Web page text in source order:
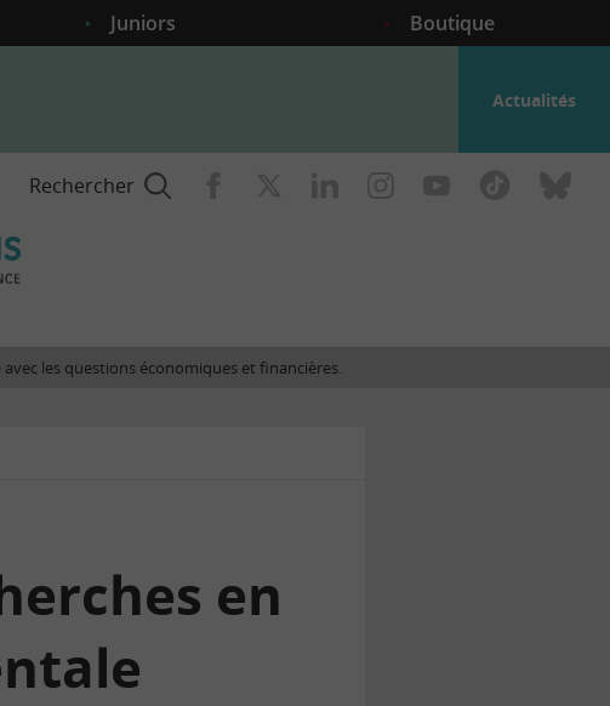
Juniors Boutique
Actualités
Rechercher
finance
siteles questions économiques et financières.
en